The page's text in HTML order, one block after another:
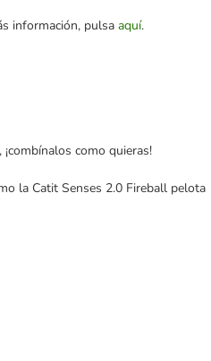
información, pulsa aquí.
como quieras!
la Catit Senses 2.0 Fireball pelota